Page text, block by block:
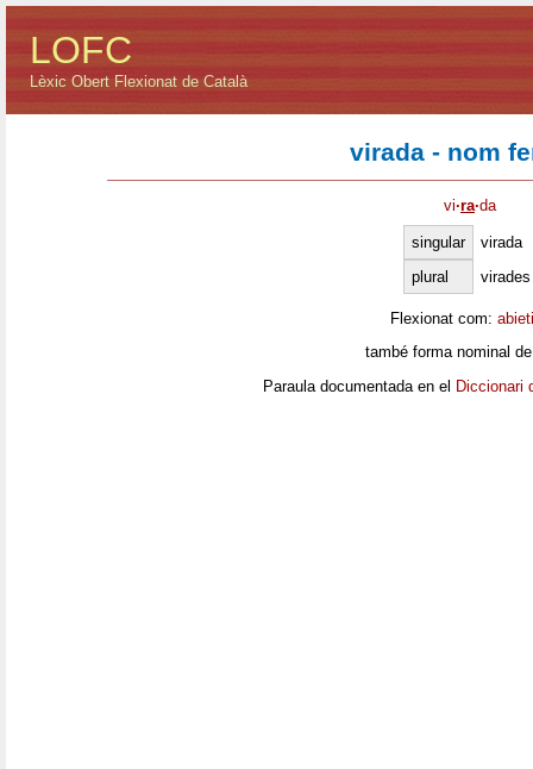
LOFC
Lèxic Obert Flexionat de Català
virada - nom
vi·ra·da
singular
virada
plural
virades
Flexionat com:
també forma nominal
Paraula documentada en el Diccionari